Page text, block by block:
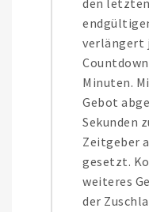
den
verlängert
Minuten.
Gebot
Sekunden
Zeitgeber
gesetzt.
weiteres
der